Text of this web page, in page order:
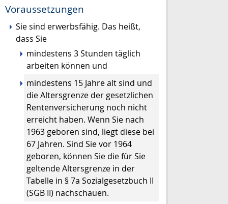
Voraussetzungen
Sie sind erwerbsfähig. Das heißt,
dass Sie
mindestens 3 Stunden täglich
arbeiten können und
mindestens 15 Jahre alt sind und
die Altersgrenze der gesetzlichen
Rentenversicherung noch nicht
erreicht haben. Wenn Sie nach
1963 geboren sind, liegt diese bei
67 Jahren. Sind Sie vor 1964
geboren, können Sie die für Sie
geltende Altersgrenze in der
Tabelle in § 7a Sozialgesetzbuch II
(SGB II) nachschauen.